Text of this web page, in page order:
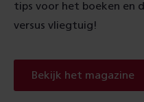
tips voor het boeken en
versus vliegtuig!
Bekijk het magazine